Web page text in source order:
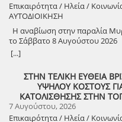
Επικαιρότητα / Ηλεία /
ΑΥΤΟΔΙΟΙΚΗΣΗ
Η αναβίωση στην παραλία
το Σάββατο 8 Αυγούστου 2026
[...]
ΣΤΗΝ ΤΕΛΙΚΗ ΕΥΘΕΙΑ
ΥΨΗΛΟΥ ΚΟΣΤΟΥΣ
ΚΑΤΟΛΙΣΘΗΣΗΣ ΣΤΗΝ
7 Αυγούστου, 2026
Επικαιρότητα / Ηλεία /